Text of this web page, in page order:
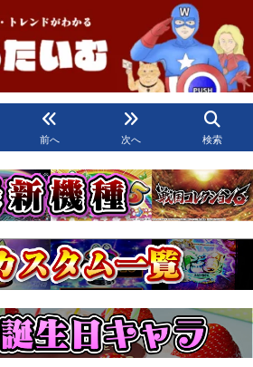
前へ 次へ 検索